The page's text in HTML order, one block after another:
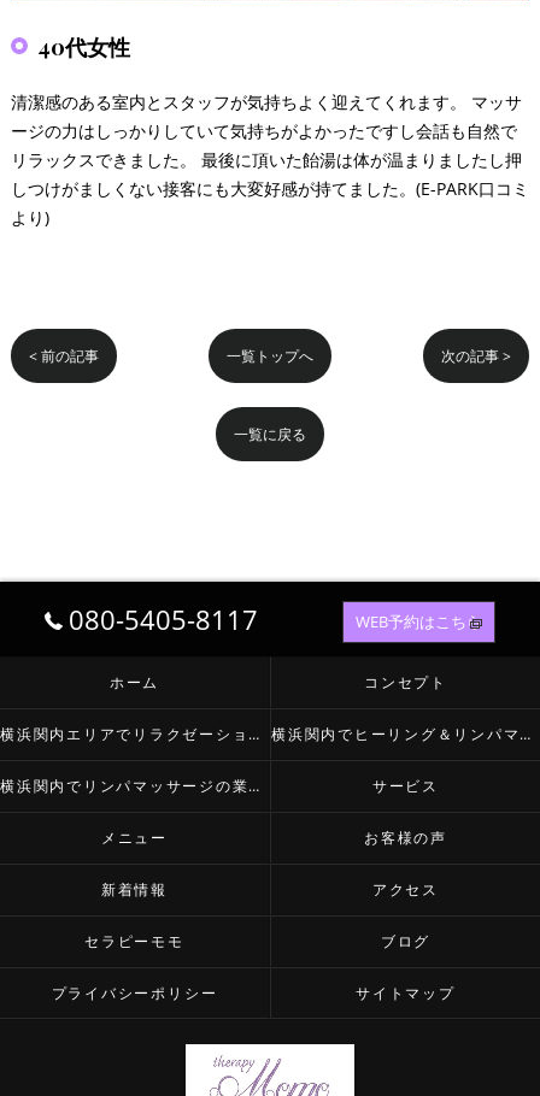
40代女性
清潔感のある室内とスタッフが気持ちよく迎えてくれます。 マッサ
ージの力はしっかりしていて気持ちがよかったですし会話も自然で
リラックスできました。 最後に頂いた飴湯は体が温まりましたし押
しつけがましくない接客にも大変好感が持てました。(E-PARK口コミ
より)
< 前の記事 一覧トップへ 次の記事 >
一覧に戻る
080-5405-8117 WEB予約はこちら
ホーム コンセプト
横浜関内エリアでリラクゼーションなら 横浜関内でヒーリング＆リンパマッサージが必要とされる理由
横浜関内でリンパマッサージの業種について サービス
メニュー お客様の声
新着情報 アクセス
セラピーモモ ブログ
プライバシーポリシー サイトマップ